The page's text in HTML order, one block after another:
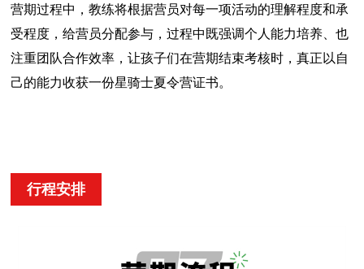
营期过程中，教练将根据营员对每一项活动的理解程度和承
受程度，给营员分配参与，过程中既强调个人能力培养、也
注重团队合作效率，让孩子们在营期结束考核时，真正以自
己的能力收获一份星骑士夏令营证书。
行程安排